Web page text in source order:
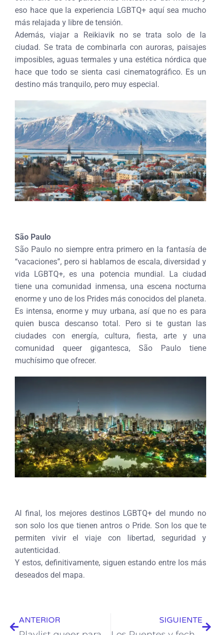
eso hace que la experiencia LGBTQ+ aquí sea mucho
más relajada y libre de tensión.
Además, viajar a Reikiavik no se trata solo de la
ciudad. Se trata de combinarla con auroras, paisajes
imposibles, aguas termales y una estética nórdica que
hace que todo se sienta casi cinematográfico. Es un
destino más tranquilo, pero muy especial.
São Paulo
São Paulo no siempre entra primero en la fantasía de
“vacaciones”, pero si hablamos de escala, diversidad y
vida LGBTQ+, es una potencia mundial. La ciudad
tiene una comunidad inmensa, una escena nocturna
enorme y uno de los Prides más conocidos del planeta.
Es intensa, enorme y muy urbana, así que no es para
quien busca descanso total. Pero si te gustan las
ciudades con energía, cultura, fiesta, arte y una
comunidad queer gigantesca, São Paulo tiene
muchísimo que ofrecer.
Al final, los mejores destinos LGBTQ+ del mundo no
son solo los que tienen antros o Pride. Son los que te
permiten vivir el viaje con libertad, seguridad y
autenticidad.
Y estos, definitivamente, siguen estando entre los más
deseados del mapa.
ANTERIOR SIGUIENTE